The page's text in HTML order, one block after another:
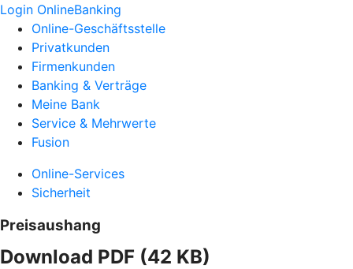
Login OnlineBanking
Online-Geschäftsstelle
Privatkunden
Firmenkunden
Banking & Verträge
Meine Bank
Service & Mehrwerte
Fusion
Online-Services
Sicherheit
Preisaushang
Download PDF (42 KB)